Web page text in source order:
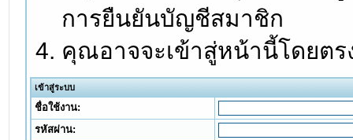
การยืนยันบัญชีสมาชิก
คุณอาจจะเข้าสู่หน้านี้โดยต
เข้าสู่ระบบ
ชื่อใช้งาน:
รหัสผ่าน: